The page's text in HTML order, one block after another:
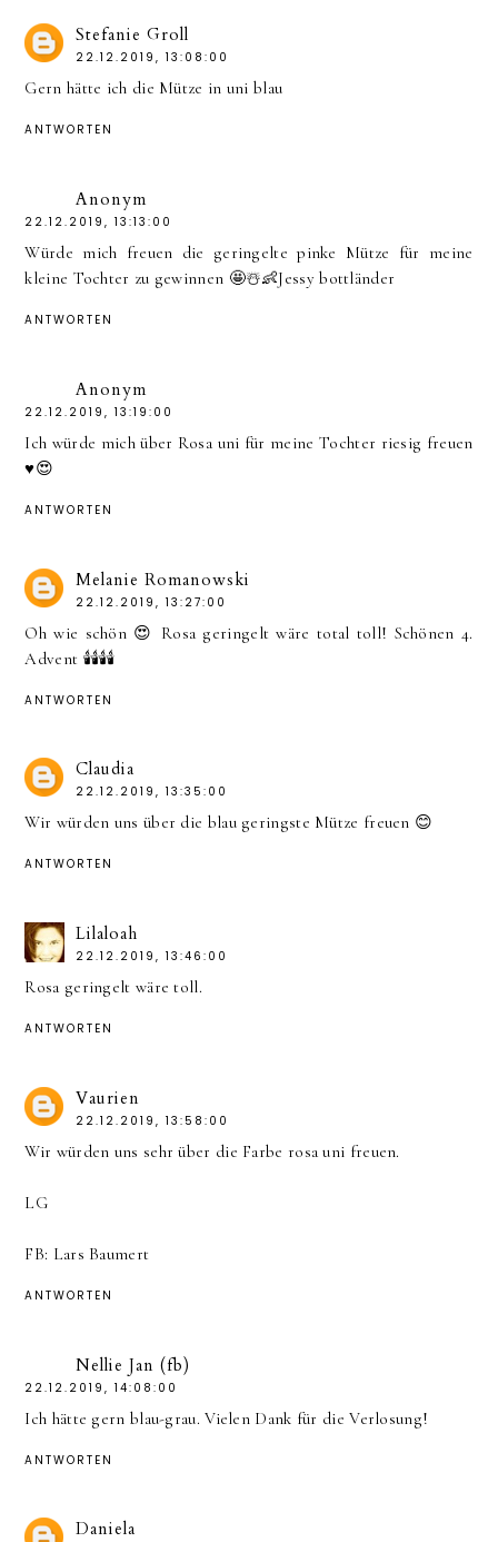
Stefanie Groll
22.12.2019, 13:08:00
Gern hätte ich die Mütze in uni blau
ANTWORTEN
Anonym
22.12.2019, 13:13:00
Würde mich freuen die geringelte pinke Mütze für meine
kleine Tochter zu gewinnen 🤩☃️👶Jessy bottländer
ANTWORTEN
Anonym
22.12.2019, 13:19:00
Ich würde mich über Rosa uni für meine Tochter riesig freuen
♥️😍
ANTWORTEN
Melanie Romanowski
22.12.2019, 13:27:00
Oh wie schön 😍 Rosa geringelt wäre total toll! Schönen 4.
Advent 🕯️🕯️🕯️🕯️
ANTWORTEN
Claudia
22.12.2019, 13:35:00
Wir würden uns über die blau geringste Mütze freuen 😊
ANTWORTEN
Lilaloah
22.12.2019, 13:46:00
Rosa geringelt wäre toll.
ANTWORTEN
Vaurien
22.12.2019, 13:58:00
Wir würden uns sehr über die Farbe rosa uni freuen.
LG
FB: Lars Baumert
ANTWORTEN
Nellie Jan (fb)
22.12.2019, 14:08:00
Ich hätte gern blau-grau. Vielen Dank für die Verlosung!
ANTWORTEN
Daniela